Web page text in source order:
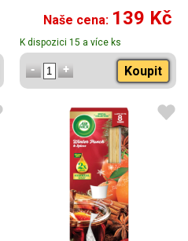
Naše cena: 139 Kč
K dispozici 15 a více ks
Koupit